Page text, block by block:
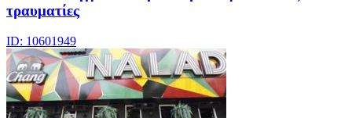
τραυματίες
ID: 10601949